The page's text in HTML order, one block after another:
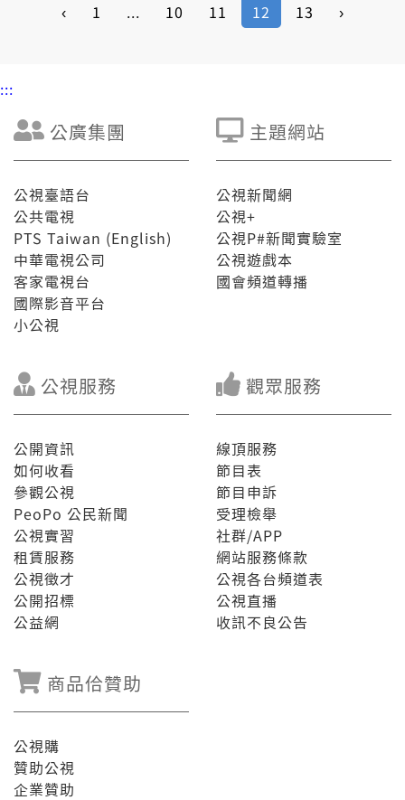
‹ 1 ... 10 11 12 13 ›
:::
公廣集團
公視臺語台
公共電視
PTS Taiwan (English)
中華電視公司
客家電視台
國際影音平台
小公視
主題網站
公視新聞網
公視+
公視P#新聞實驗室
公視遊戲本
國會頻道轉播
公視服務
公開資訊
如何收看
參觀公視
PeoPo 公民新聞
公視實習
租賃服務
公視徵才
公開招標
公益網
觀眾服務
線頂服務
節目表
節目申訴
受理檢舉
社群/APP
網站服務條款
公視各台頻道表
公視直播
收訊不良公告
商品佮贊助
公視購
贊助公視
企業贊助